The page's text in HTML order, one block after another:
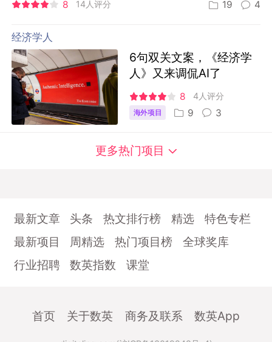
8
14人评分 19 4
经济学人
6句双关文案，《经济学
人》又来调侃AI了
8 4人评分
海外项目 9 3
更多热门项目
最新文章 头条 热文排行榜 精选
特色专栏
最新项目
周精选 热门项目榜
全球奖库
行业招聘
数英指数 课堂
首页 关于数英 商务及联系 数英App